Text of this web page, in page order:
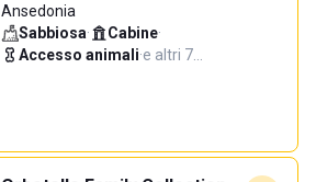
Ansedonia
Sabbiosa· Cabine·
Accesso animali·e altri 7…